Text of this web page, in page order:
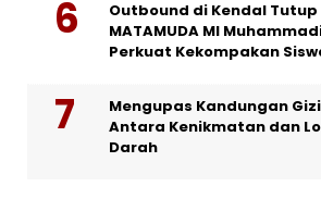
Outbound di Kendal
MATAMUDA MI
Perkuat Kekompakan
Mengupas Kandungan
Antara Kenikmatan dan
Darah